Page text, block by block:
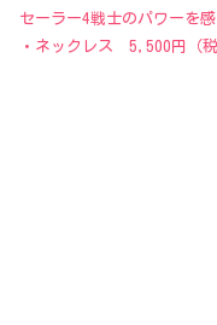
セーラー4戦士のパワーを
・ネックレス 5,500円（税